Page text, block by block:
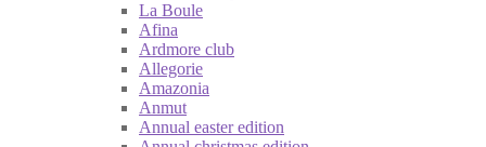
La Boule
Afina
Ardmore club
Allegorie
Amazonia
Anmut
Annual easter edition